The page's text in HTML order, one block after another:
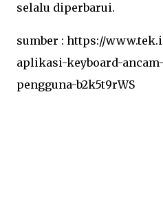
selalu diperbarui.
sumber : https://
aplikasi-keyboard-
pengguna-b2k5t9rWS